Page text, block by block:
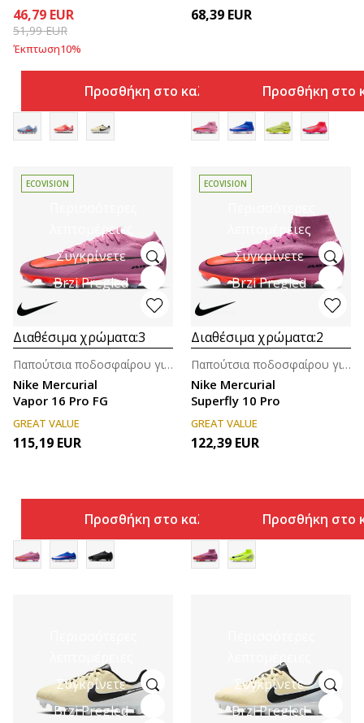
46,79 EUR
51,99EUR
Έκπτωση10%
Προσθήκη στο καλάθι
68,39 EUR
Προσθήκη στο
λεπτομέρειες
Συγκρίνετε
Brzi Pregled
ECOVISION
Διαθέσιμα χρώματα:3
Nike Mercurial
Vapor 16 Pro FG
Παπούτσια ποδοσφαίρου για άνδρες
GREAT VALUE
115,19 EUR
Προσθήκη στο καλάθι
λεπτομέρειες
Συγκρίνετε
Brzi Pregled
ECOVISION
Διαθέσιμα χρώματα:2
Nike Mercurial
Superfly 10 Pro
Παπούτσια ποδοσφαίρου για άνδρες
GREAT VALUE
122,39 EUR
Προσθήκη στο
Συγκρίνετε
Brzi Pregled
Συγκρίνετε
Brzi Pregled